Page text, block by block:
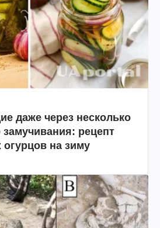
даже через несколько
рецепт
на зиму